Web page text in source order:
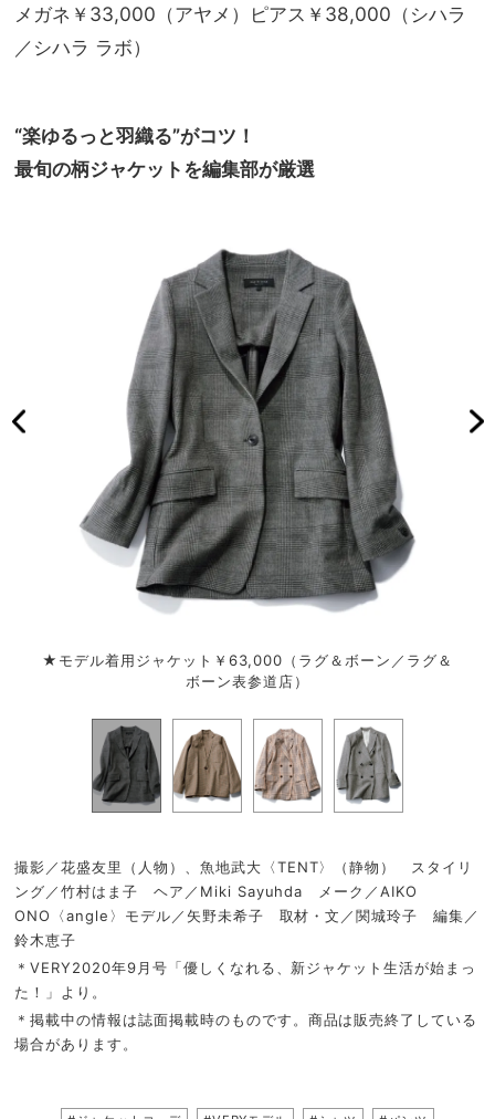
メガネ￥33,000（アヤメ）ピアス￥38,000（シハラ
／シハラ ラボ）
“楽ゆるっと羽織る”がコツ！
最旬の柄ジャケットを編集部が厳選
★モデル着用ジャケット￥63,000（ラグ＆ボーン／ラグ＆
ボーン表参道店）
撮影／花盛友里（人物）、魚地武大〈TENT〉（静物） スタイリ
ング／竹村はま子 ヘア／Miki Sayuhda メーク／AIKO
ONO〈angle〉モデル／矢野未希子 取材・文／関城玲子 編集／
鈴木恵子
＊VERY2020年9月号「優しくなれる、新ジャケット生活が始まっ
た！」より。
＊掲載中の情報は誌面掲載時のものです。商品は販売終了している
場合があります。